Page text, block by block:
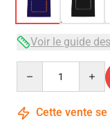
Voir le guide
Cette vente